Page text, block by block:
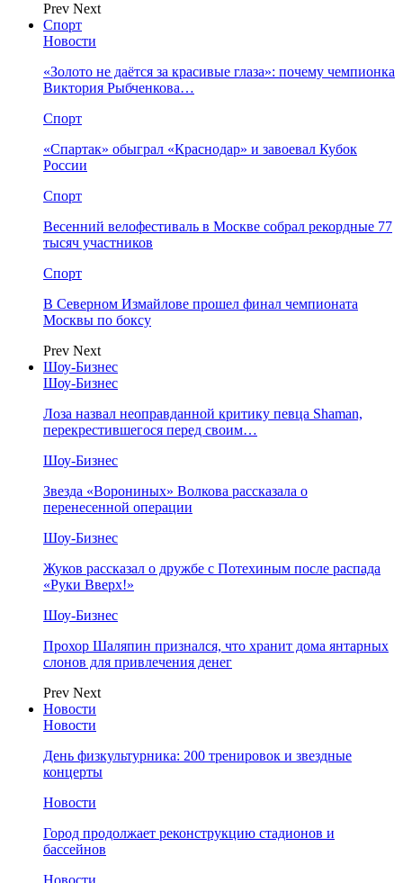
Prev Next
Спорт
Новости
«Золото не даётся за красивые глаза»: почему чемпионка
Виктория Рыбченкова…
Спорт
«Спартак» обыграл «Краснодар» и завоевал Кубок
России
Спорт
Весенний велофестиваль в Москве собрал рекордные 77
тысяч участников
Спорт
В Северном Измайлове прошел финал чемпионата
Москвы по боксу
Prev Next
Шоу-Бизнес
Шоу-Бизнес
Лоза назвал неоправданной критику певца Shaman,
перекрестившегося перед своим…
Шоу-Бизнес
Звезда «Ворониных» Волкова рассказала о
перенесенной операции
Шоу-Бизнес
Жуков рассказал о дружбе с Потехиным после распада
«Руки Вверх!»
Шоу-Бизнес
Прохор Шаляпин признался, что хранит дома янтарных
слонов для привлечения денег
Prev Next
Новости
Новости
День физкультурника: 200 тренировок и звездные
концерты
Новости
Город продолжает реконструкцию стадионов и
бассейнов
Новости